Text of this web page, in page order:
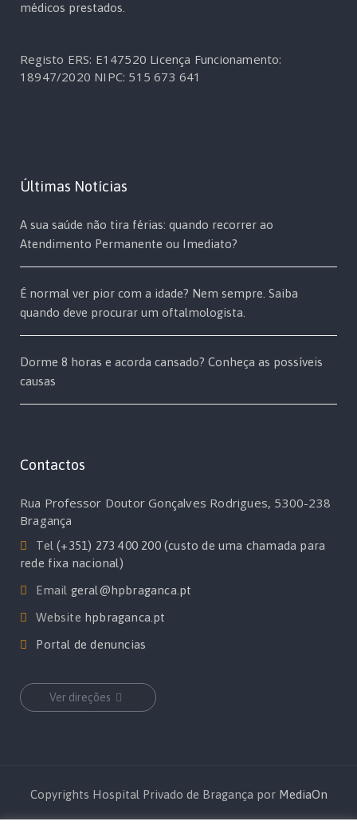
médicos prestados.
Registo ERS: E147520 Licença Funcionamento:
18947/2020 NIPC: 515 673 641
Últimas Notícias
A sua saúde não tira férias: quando recorrer ao
Atendimento Permanente ou Imediato?
É normal ver pior com a idade? Nem sempre. Saiba
quando deve procurar um oftalmologista.
Dorme 8 horas e acorda cansado? Conheça as possíveis
causas
Contactos
Rua Professor Doutor Gonçalves Rodrigues, 5300-238
Bragança
Tel(+351) 273 400 200 (custo de uma chamada para
rede fixa nacional)
Email geral@hpbraganca.pt
Website hpbraganca.pt
Portal de denuncias
Ver direções
Copyrights Hospital Privado de Bragança por MediaOn